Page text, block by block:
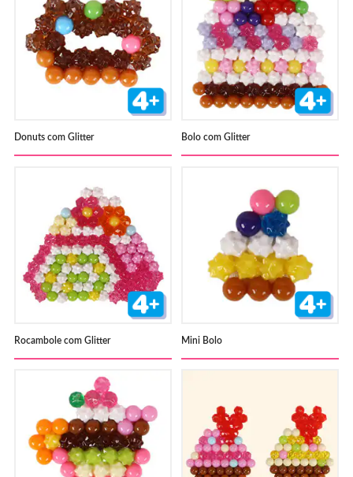
Donuts com Glitter Bolo com Glitter
Rocambole com Glitter Mini Bolo